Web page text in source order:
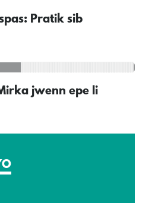
Pratik sib
jwenn epe li